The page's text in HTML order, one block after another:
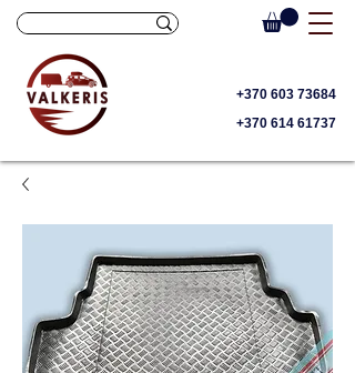
+370 603 73684
+370 614 61737